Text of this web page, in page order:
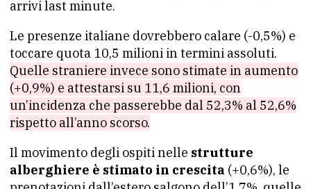
arrivi last minute.
Le presenze italiane dovrebbero calare (-0,5%) e
toccare quota 10,5 milioni in termini assoluti.
Quelle straniere invece sono stimate in aumento
(+0,9%) e attestarsi su 11,6 milioni, con
un’incidenza che passerebbe dal 52,3% al 52,6%
rispetto all’anno scorso.
Il movimento degli ospiti nelle strutture
alberghiere è stimato in crescita (+0,6%), le